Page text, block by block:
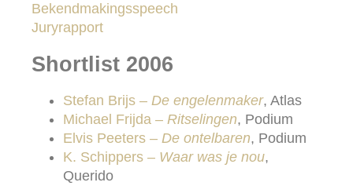
Bekendmakingsspeech
Juryrapport
Shortlist 2006
Stefan Brijs – De engelenmaker, Atlas
Michael Frijda – Ritselingen, Podium
Elvis Peeters – De ontelbaren, Podium
K. Schippers – Waar was je nou,
Querido